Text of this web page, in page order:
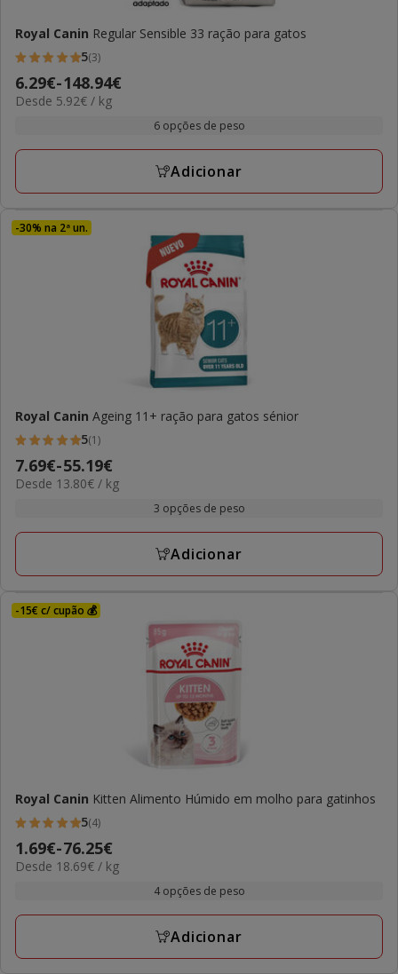
Royal Canin Regular Sensible 33 ração para gatos
5
estrelas
com
avaliações
5(3)
Preço
de
a
6.29€-148.94€
5.92€
Desde 5.92€ / kg
6 opções de peso
Adicionar
-30% na 2ª un.
Royal Canin Ageing 11+ ração para gatos sénior
5
estrelas
com
avaliações
5(1)
Preço
de
a
7.69€-55.19€
13.80€
Desde 13.80€ / kg
3 opções de peso
Adicionar
-15€ c/ cupão 💰
Royal Canin Kitten Alimento Húmido em molho para gatinhos
5
estrelas
com
avaliações
5(4)
Preço
de
a
1.69€-76.25€
18.69€
Desde 18.69€ / kg
4 opções de peso
Adicionar